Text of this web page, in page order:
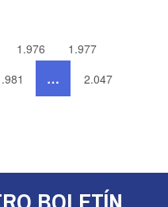
1.976 1.977
…
2.047